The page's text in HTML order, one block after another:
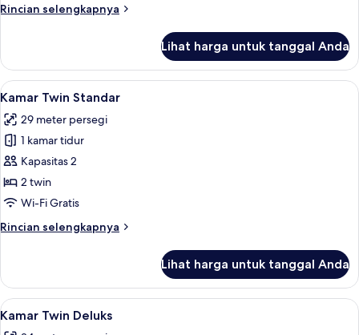
Rincian selengkapnya
Rincian
Hollywood
Double
Lihat harga untuk tanggal Anda
Lihat
semua
foto
untuk
Kamar
Twin
Standar
Brankas, tirai kedap cahaya, Wi-Fi
7
Kamar Twin Standar
29 meter persegi
1 kamar tidur
Kapasitas 2
2 twin
Wi-Fi Gratis
Rincian selengkapnya
Rincian
Kamar
Twin
Standar
Lihat harga untuk tanggal Anda
Lihat
semua
Brankas, tirai kedap cahaya, Wi-Fi
5
Kamar Twin Deluks